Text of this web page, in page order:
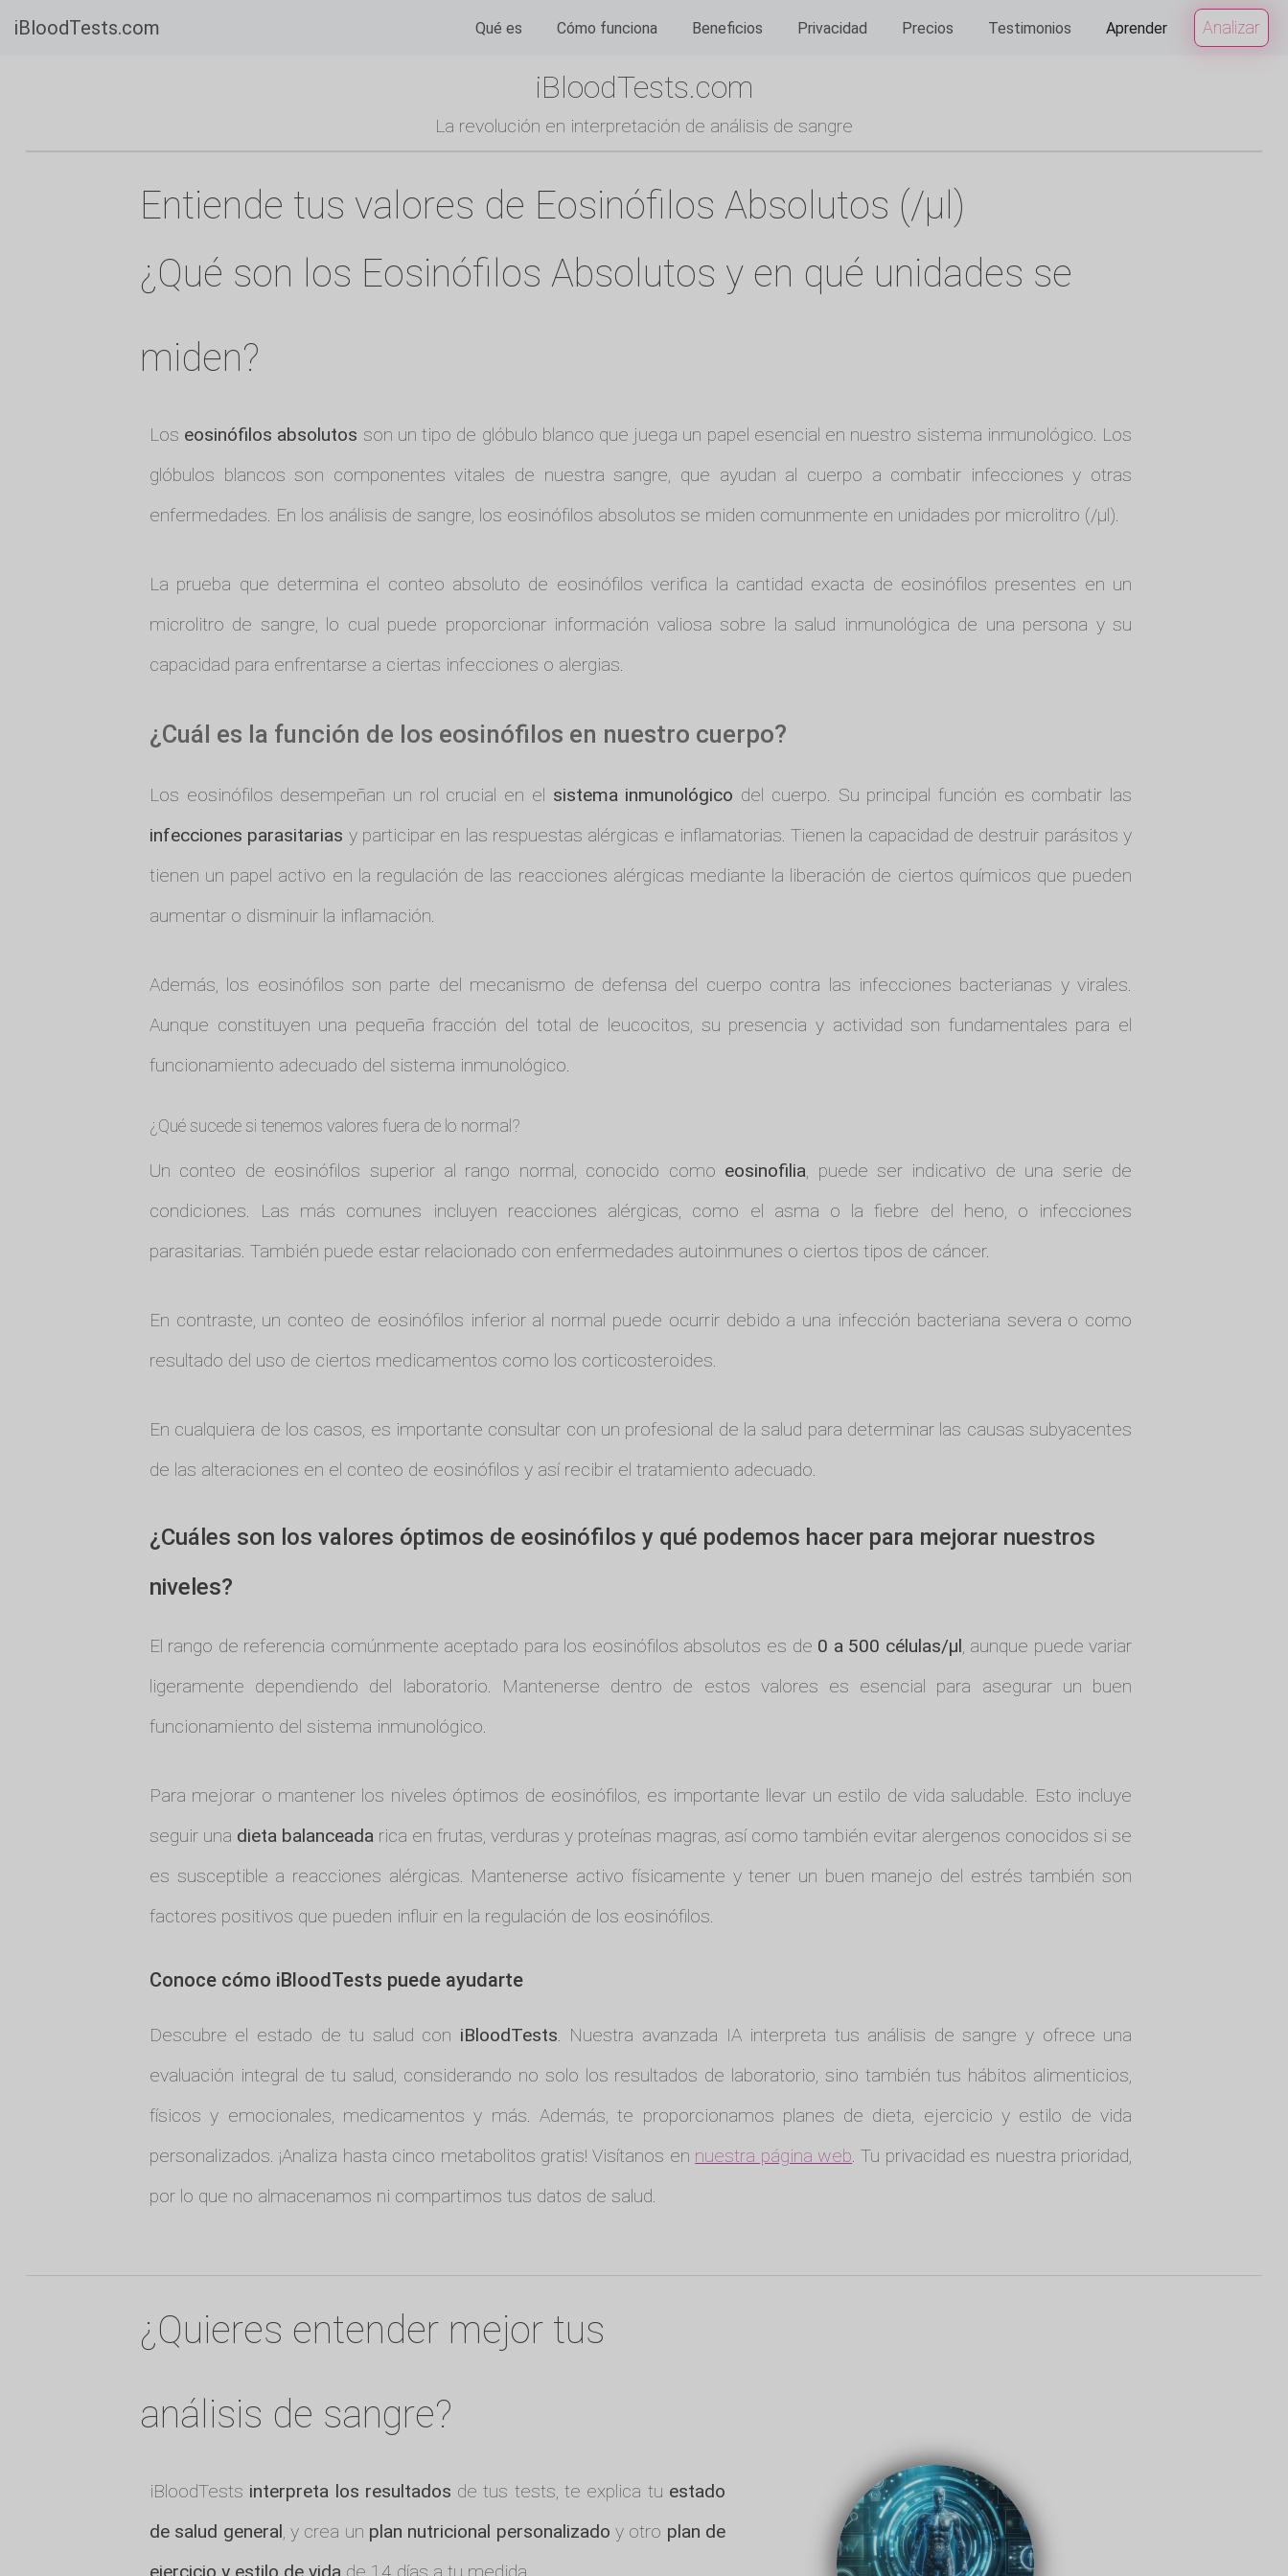
iBloodTests.com Qué es Cómo funciona Beneficios Privacidad Precios Testimonios Aprender Analizar
iBloodTests.com
La revolución en interpretación de análisis de sangre
Entiende tus valores de Eosinófilos Absolutos (/µl)
¿Qué son los Eosinófilos Absolutos y en qué unidades se
miden?
Los eosinófilos absolutos son un tipo de glóbulo blanco que juega un papel esencial en nuestro sistema inmunológico. Los
glóbulos blancos son componentes vitales de nuestra sangre, que ayudan al cuerpo a combatir infecciones y otras
enfermedades. En los análisis de sangre, los eosinófilos absolutos se miden comunmente en unidades por microlitro (/µl).
La prueba que determina el conteo absoluto de eosinófilos verifica la cantidad exacta de eosinófilos presentes en un
microlitro de sangre, lo cual puede proporcionar información valiosa sobre la salud inmunológica de una persona y su
capacidad para enfrentarse a ciertas infecciones o alergias.
¿Cuál es la función de los eosinófilos en nuestro cuerpo?
Los eosinófilos desempeñan un rol crucial en el sistema inmunológico del cuerpo. Su principal función es combatir las
infecciones parasitarias y participar en las respuestas alérgicas e inflamatorias. Tienen la capacidad de destruir parásitos y
tienen un papel activo en la regulación de las reacciones alérgicas mediante la liberación de ciertos químicos que pueden
aumentar o disminuir la inflamación.
Además, los eosinófilos son parte del mecanismo de defensa del cuerpo contra las infecciones bacterianas y virales.
Aunque constituyen una pequeña fracción del total de leucocitos, su presencia y actividad son fundamentales para el
funcionamiento adecuado del sistema inmunológico.
¿Qué sucede si tenemos valores fuera de lo normal?
Un conteo de eosinófilos superior al rango normal, conocido como eosinofilia, puede ser indicativo de una serie de
condiciones. Las más comunes incluyen reacciones alérgicas, como el asma o la fiebre del heno, o infecciones
parasitarias. También puede estar relacionado con enfermedades autoinmunes o ciertos tipos de cáncer.
En contraste, un conteo de eosinófilos inferior al normal puede ocurrir debido a una infección bacteriana severa o como
resultado del uso de ciertos medicamentos como los corticosteroides.
En cualquiera de los casos, es importante consultar con un profesional de la salud para determinar las causas subyacentes
de las alteraciones en el conteo de eosinófilos y así recibir el tratamiento adecuado.
¿Cuáles son los valores óptimos de eosinófilos y qué podemos hacer para mejorar nuestros
niveles?
El rango de referencia comúnmente aceptado para los eosinófilos absolutos es de 0 a 500 células/µl, aunque puede variar
ligeramente dependiendo del laboratorio. Mantenerse dentro de estos valores es esencial para asegurar un buen
funcionamiento del sistema inmunológico.
Para mejorar o mantener los niveles óptimos de eosinófilos, es importante llevar un estilo de vida saludable. Esto incluye
seguir una dieta balanceadarica en frutas, verduras y proteínas magras, así como también evitar alergenos conocidos si se
es susceptible a reacciones alérgicas. Mantenerse activo físicamente y tener un buen manejo del estrés también son
factores positivos que pueden influir en la regulación de los eosinófilos.
Conoce cómo iBloodTests puede ayudarte
Descubre el estado de tu salud con iBloodTests. Nuestra avanzada IA interpreta tus análisis de sangre y ofrece una
evaluación integral de tu salud, considerando no solo los resultados de laboratorio, sino también tus hábitos alimenticios,
físicos y emocionales, medicamentos y más. Además, te proporcionamos planes de dieta, ejercicio y estilo de vida
personalizados. ¡Analiza hasta cinco metabolitos gratis! Visítanos en nuestra página web. Tu privacidad es nuestra prioridad,
por lo que no almacenamos ni compartimos tus datos de salud.
¿Quieres entender mejor tus
análisis de sangre?
iBloodTests interpreta los resultados de tus tests, te explica tu estado
de salud general, y crea un plan nutricional personalizado y otro plan de